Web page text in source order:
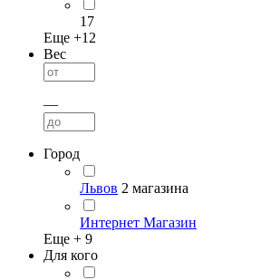
17
Еще +12
Вес
—
Город
Львов 2 магазина
Интернет Магазин
Еще + 9
Для кого